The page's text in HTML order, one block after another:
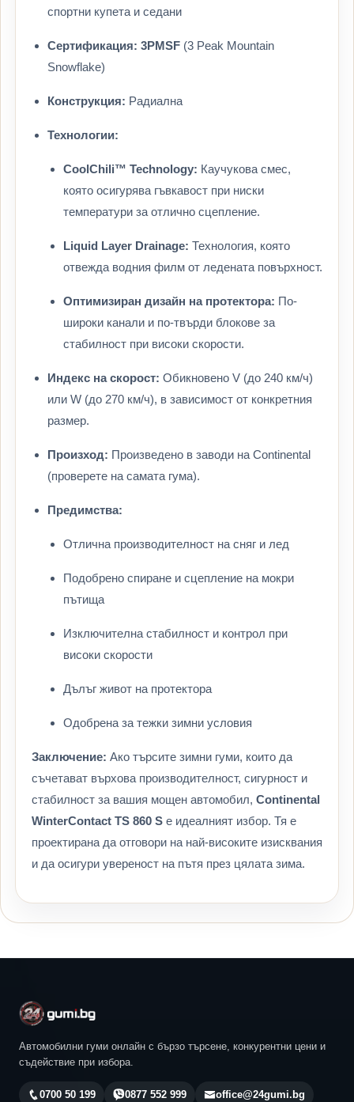
спортни купета и седани
Сертификация: 3PMSF (3 Peak Mountain
Snowflake)
Конструкция: Радиална
Технологии:
CoolChili™ Technology: Каучукова смес,
която осигурява гъвкавост при ниски
температури за отлично сцепление.
Liquid Layer Drainage: Технология, която
отвежда водния филм от ледената повърхност.
Оптимизиран дизайн на протектора: По-
широки канали и по-твърди блокове за
стабилност при високи скорости.
Индекс на скорост: Обикновено V (до 240 км/ч)
или W (до 270 км/ч), в зависимост от конкретния
размер.
Произход: Произведено в заводи на Continental
(проверете на самата гума).
Предимства:
Отлична производителност на сняг и лед
Подобрено спиране и сцепление на мокри
пътища
Изключителна стабилност и контрол при
високи скорости
Дълъг живот на протектора
Одобрена за тежки зимни условия
Заключение: Ако търсите зимни гуми, които да
съчетават върхова производителност, сигурност и
стабилност за вашия мощен автомобил, Continental
WinterContact TS 860 S е идеалният избор. Тя е
проектирана да отговори на най-високите изисквания
и да осигури увереност на пътя през цялата зима.
Автомобилни гуми онлайн с бързо търсене, конкурентни цени и
съдействие при избора.
0700 50 199 0877 552 999 office@24gumi.bg